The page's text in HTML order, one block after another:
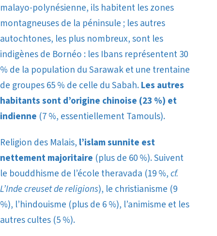
malayo-polynésienne, ils habitent les zones
montagneuses de la péninsule ; les autres
autochtones, les plus nombreux, sont les
indigènes de Bornéo : les Ibans représentent 30
% de la population du Sarawak et une trentaine
de groupes 65 % de celle du Sabah.Les autres
habitants sont d’origine chinoise (23 %) et
indienne (7 %, essentiellement Tamouls).
Religion des Malais, l’islam sunnite est
nettement majoritaire (plus de 60 %). Suivent
le bouddhisme de l’école theravada (19 %,cf.
L’Inde creuset de religions), le christianisme (9
%), l’hindouisme (plus de 6 %), l’animisme et les
autres cultes (5 %).